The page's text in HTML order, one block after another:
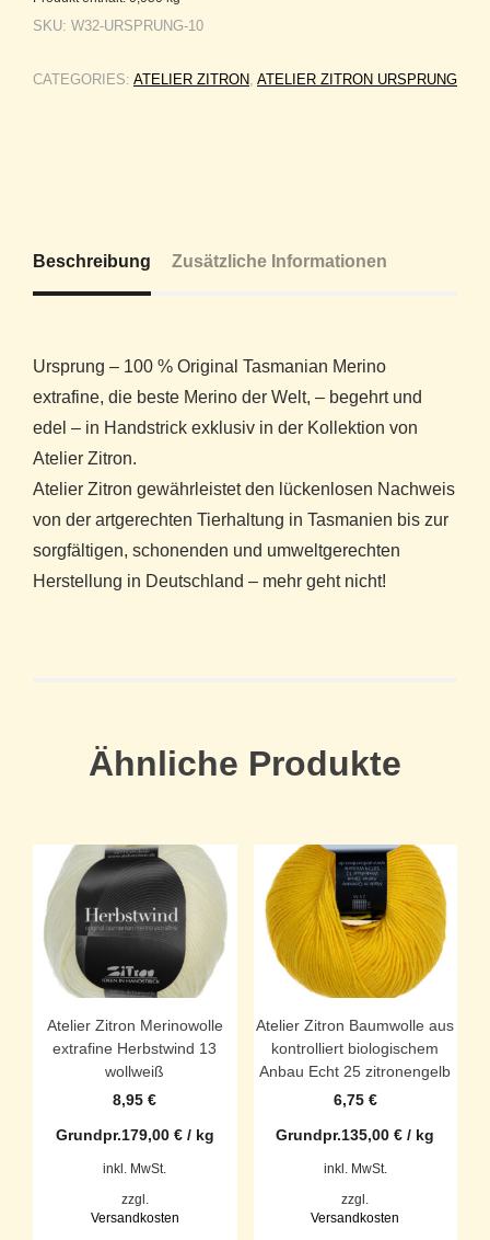
SKU: W32-URSPRUNG-10
CATEGORIES: ATELIER ZITRON ATELIER ZITRON URSPRUNG
Beschreibung Zusätzliche Informationen
Ursprung – 100 % Original Tasmanian Merino
extrafine, die beste Merino der Welt, – begehrt und
edel – in Handstrick exklusiv in der Kollektion von
Atelier Zitron.
Atelier Zitron gewährleistet den lückenlosen Nachweis
von der artgerechten Tierhaltung in Tasmanien bis zur
sorgfältigen, schonenden und umweltgerechten
Herstellung in Deutschland – mehr geht nicht!
Ähnliche Produkte
Atelier Zitron Merinowolle
extrafine Herbstwind 13
wollweiß
8,95€
Grundpr.179,00 €/ kg
inkl. MwSt.
zzgl.
Versandkosten
Atelier Zitron Baumwolle aus
kontrolliert biologischem
Anbau Echt 25 zitronengelb
6,75 €
Grundpr.135,00€ / kg
inkl. MwSt.
zzgl.
Versandkosten